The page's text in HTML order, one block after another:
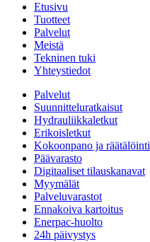
Etusivu
Tuotteet
Palvelut
Meistä
Tekninen tuki
Yhteystiedot
Palvelut
Suunnitteluratkaisut
Hydrauliikkaletkut
Erikoisletkut
Kokoonpano ja räätälöinti
Päävarasto
Digitaaliset tilauskanavat
Myymälät
Palveluvarastot
Ennakoiva kartoitus
Enerpac-huolto
24h päivystys